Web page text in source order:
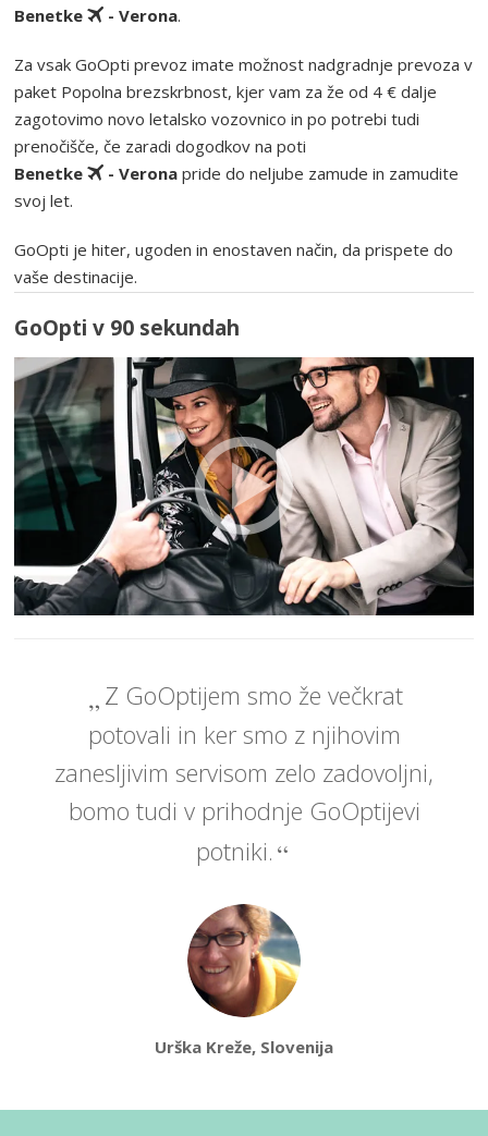
Benetke
- Verona.
Za vsak GoOpti prevoz imate možnost nadgradnje prevoza v
paket Popolna brezskrbnost, kjer vam za že od 4 € dalje
zagotovimo novo letalsko vozovnico in po potrebi tudi
prenočišče, če zaradi dogodkov na poti
Benetke
- Verona pride do neljube zamude in zamudite
svoj let.
GoOpti je hiter, ugoden in enostaven način, da prispete do
vaše destinacije.
GoOpti v 90 sekundah
Z GoOptijem smo že večkrat
potovali in ker smo z njihovim
zanesljivim servisom zelo zadovoljni,
bomo tudi v prihodnje GoOptijevi
potniki.
Urška Kreže, Slovenija